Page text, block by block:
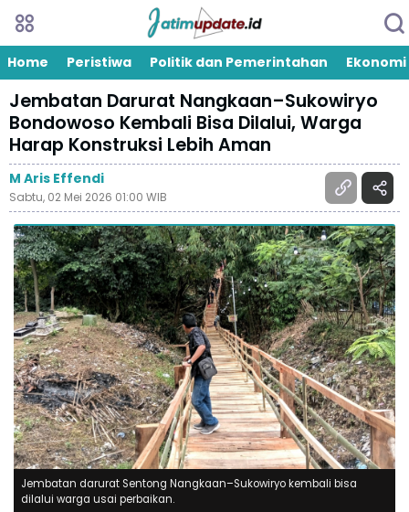
Home Peristiwa Politik dan Pemerintahan Ekonomi
Jembatan Darurat Nangkaan–Sukowiryo
Bondowoso Kembali Bisa Dilalui, Warga
Harap Konstruksi Lebih Aman
M Aris Effendi
Sabtu, 02 Mei 2026 01:00 WIB
Jembatan darurat Sentong Nangkaan–Sukowiryo kembali bisa
dilalui warga usai perbaikan.